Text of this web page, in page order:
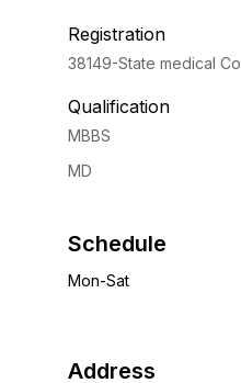
Registration
38149-State medical
Qualification
MBBS
MD
Schedule
Mon-Sat
Address